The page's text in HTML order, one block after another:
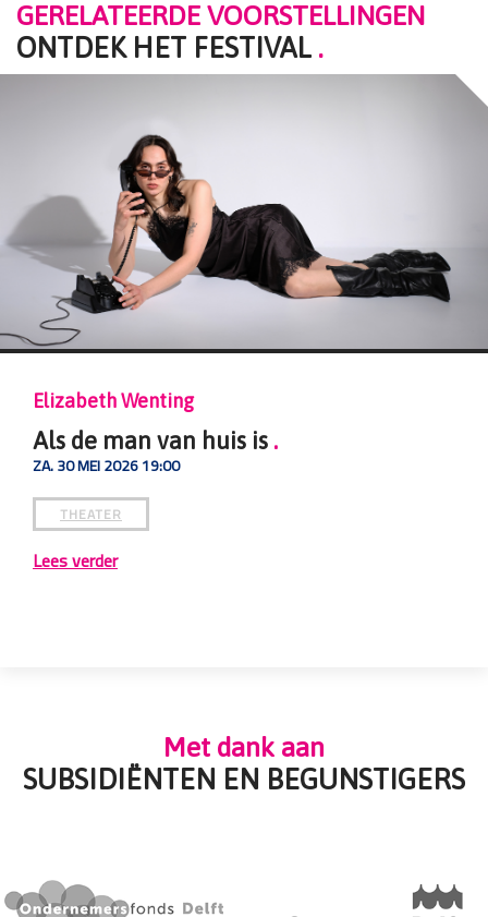
GERELATEERDE VOORSTELLINGEN
ONTDEK HET FESTIVAL .
.
Met dank aan
SUBSIDIËNTEN EN BEGUNSTIGERS